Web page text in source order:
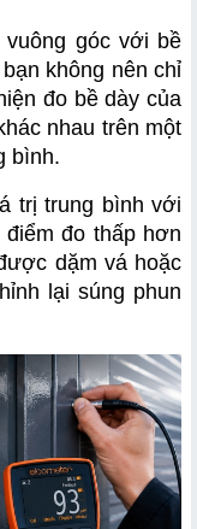
góc với bề
không nên chỉ
đo bề dày của
nhau trên một
bình.
trị trung bình với
đo thấp hơn
dặm vá hoặc
lại súng phun